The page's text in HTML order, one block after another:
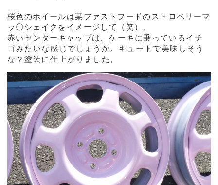
桜色のホイールは某ファストフードのストロベリーマ
ッ〇シェイクをイメージして（笑）、
赤いセンターキャップは
、ケーキに乗っているイチ
ゴみたいな感じでしょうか。キュートで美味しそう
な？塗装に仕上がりました。